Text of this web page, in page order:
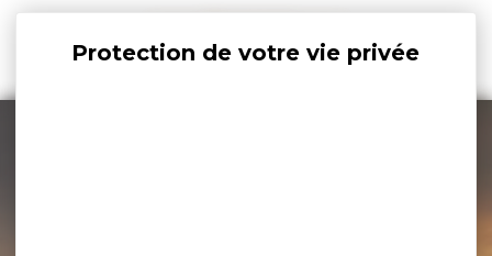
Panneau de gestion des cookies